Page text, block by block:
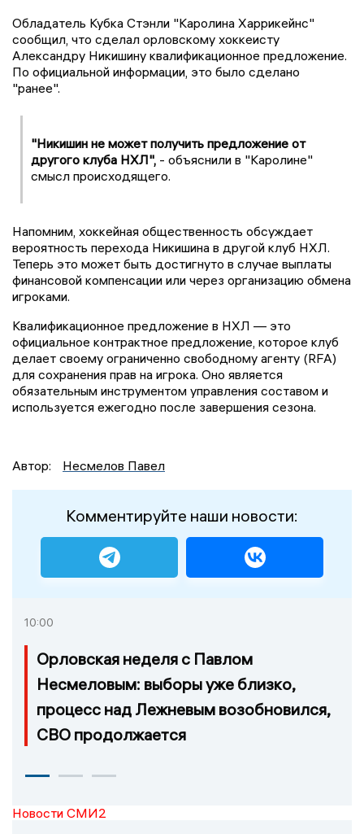
Обладатель Кубка Стэнли "Каролина Харрикейнс"
сообщил, что сделал орловскому хоккеисту
Александру Никишину квалификационное предложение.
По официальной информации, это было сделано
"ранее".
"Никишин не может получить предложение от
другого клуба НХЛ", - объяснили в "Каролине"
смысл происходящего.
Напомним, хоккейная общественность обсуждает
вероятность перехода Никишина в другой клуб НХЛ.
Теперь это может быть достигнуто в случае выплаты
финансовой компенсации или через организацию обмена
игроками.
Квалификационное предложение в НХЛ — это
официальное контрактное предложение, которое клуб
делает своему ограниченно свободному агенту (RFA)
для сохранения прав на игрока. Оно является
обязательным инструментом управления составом и
используется ежегодно после завершения сезона.
Автор: Несмелов Павел
Комментируйте наши новости:
10:00
Орловская неделя с Павлом
Несмеловым: выборы уже близко,
процесс над Лежневым возобновился,
СВО продолжается
Новости СМИ2